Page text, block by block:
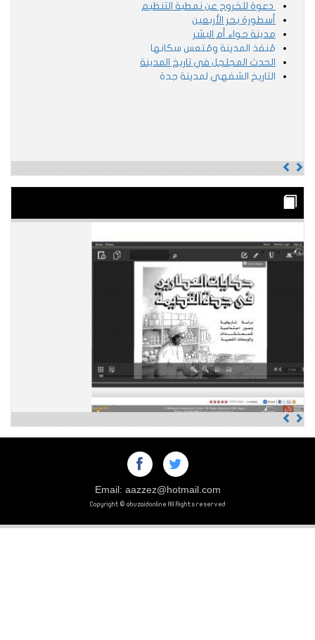
دعوة للخروج عن نمطية التنظيم
أسطورة بحر الأربعين
مدينة حواء أم البشر
مُنقذ المدينة ومُتعس سكانها
الحدث المجلجل في تاريخ المدينة
التاريخ الشفهي لمدينة جدة
Next
Next
Email: aazzez@hotmail.com
Copyright © abuzaidonline All Rights reserved